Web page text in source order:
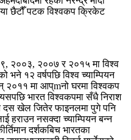
छैटौँ पटक विश्वकप क्रिकेट
२००३, २००७ र २०१५ मा विश्व
भने १२ वर्षपछि विश्व च्याम्पियन
मा आप्mनो घरमा विश्वकप
भारत विश्वकपमा सँधै निराश
खेल जितेर फाइनलमा पुगे पनि
हराउन नसक्दा च्याम्पियन बन्न
दर्शकबिच भारतका